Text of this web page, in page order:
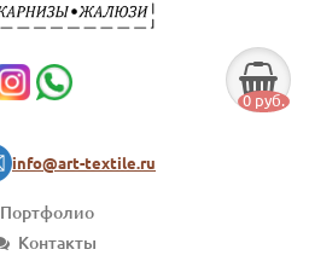
info@art-textile.ru
0 руб.
Портфолио
Контакты